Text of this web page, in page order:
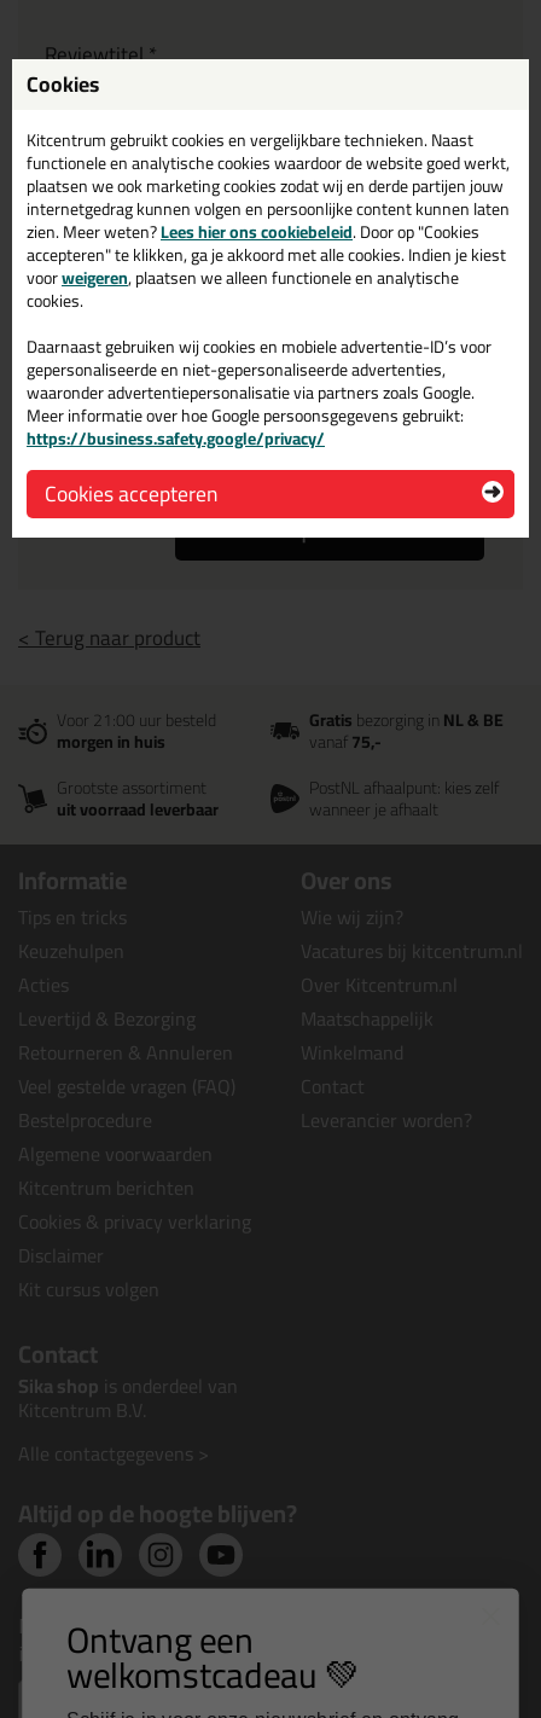
Reviewtitel *
Je ervaring
Beoordeling
Zou jij dit product aanbevelen bij anderen?
ja
nee
Review plaatsen
< Terug naar product
Voor 21:00 uur besteld
morgen in huis
Gratisbezorging inNL & BE
vanaf75,-
Grootste assortiment
uit voorraad leverbaar
PostNL afhaalpunt: kies zelf
wanneer je afhaalt
Informatie
Tips en tricks
Keuzehulpen
Acties
Levertijd & Bezorging
Retourneren & Annuleren
Veel gestelde vragen (FAQ)
Bestelprocedure
Algemene voorwaarden
Kitcentrum berichten
Cookies & privacy verklaring
Disclaimer
Kit cursus volgen
Over ons
Wie wij zijn?
Vacatures bij kitcentrum.nl
Over Kitcentrum.nl
Maatschappelijk
Winkelmand
Contact
Leverancier worden?
Contact
Sika shop is onderdeel van
Kitcentrum B.V.
Alle contactgegevens >
Altijd op de hoogte blijven?
Nieuws, tips en exclusieve deals rechtstreeks in je
inbox
Cookies
Kitcentrum gebruikt cookies en vergelijkbare technieken. Naast
functionele en analytische cookies waardoor de website goed werkt,
plaatsen we ook marketing cookies zodat wij en derde partijen jouw
internetgedrag kunnen volgen en persoonlijke content kunnen laten
zien. Meer weten?Lees hier ons cookiebeleid. Door op "Cookies
accepteren" te klikken, ga je akkoord met alle cookies. Indien je kiest
voorweigeren, plaatsen we alleen functionele en analytische
cookies.
Daarnaast gebruiken wij cookies en mobiele advertentie-ID’s voor
gepersonaliseerde en niet-gepersonaliseerde advertenties,
waaronder advertentiepersonalisatie via partners zoals Google.
Meer informatie over hoe Google persoonsgegevens gebruikt:
https://business.safety.google/privacy/
Cookies accepteren
Ontvang een
welkomstcadeau 💚